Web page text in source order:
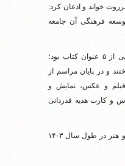
خواند و اذعان کرد:
فرهنگی آن جامعه
در این مراسم که همراه با رونمایی از ۵ عنوان کتاب بود؛
و در پایان مراسم از
فیلم و عکس، نمایش و
و کارت هدیه قدردانی
پخش کلیپ عملکرد حوزه فرهنگ و هنر در طول سال ۱۴۰۳